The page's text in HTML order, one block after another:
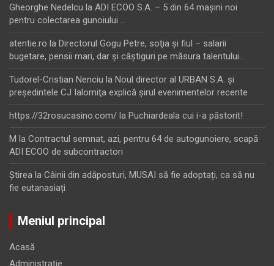
Gheorghe Nedelcu la ADI ECOO S.A. – 5 din 64 maşini noi
pentru colectarea gunoiului …
atentie.ro la Directorul Gogu Petre, soţia şi fiul – salarii
bugetare, pensii mari, dar şi câştiguri pe măsura talentului…
Tudorel-Cristian Nenciu la Noul director al URBAN S.A. şi
preşedintele CJ Ialomiţa explică şirul evenimentelor recente
https://32rosucasino.com/ la Puchiardeala cui i-a păstorit!
M la Contractul semnat, azi, pentru 64 de autogunoiere, scapă
ADI ECOO de subcontractori
Ştirea la Câinii din adăposturi, MUSAI să fie adoptați, ca să nu
fie eutanasiați
Meniul principal
Acasă
Administrație